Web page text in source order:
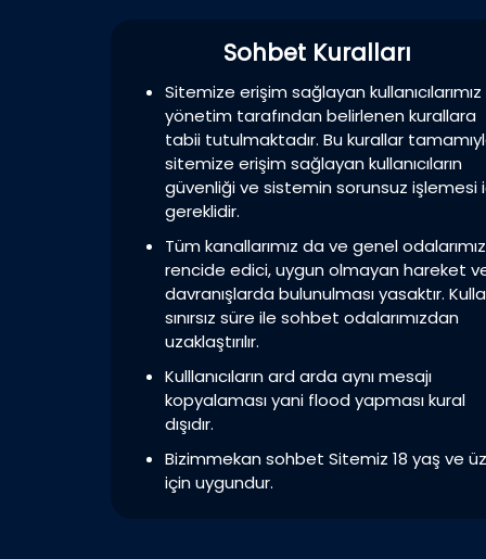
Sohbet Kuralları
Sitemize erişim sağlayan kullanıcılarımız
yönetim tarafından belirlenen kurallara
tabii tutulmaktadır. Bu kurallar
sitemize erişim sağlayan kullanıcıların
güvenliği ve sistemin sorunsuz işlemesi
gereklidir.
Tüm kanallarımız da ve genel
rencide edici, uygun olmayan hareket
davranışlarda bulunulması yasaktır.
sınırsız süre ile sohbet odalarımızdan
uzaklaştırılır.
Kulllanıcıların ard arda aynı mesajı
kopyalaması yani flood yapması kural
dışıdır.
Bizimmekan sohbet Sitemiz 18 yaş ve
için uygundur.